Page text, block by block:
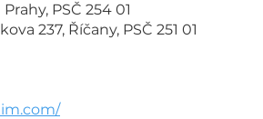
PSČ 254 01
237, Říčany, PSČ 251 01